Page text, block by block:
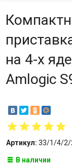
на 4-х
Amlogic
Артикул: 33/1/4/2/
В наличии